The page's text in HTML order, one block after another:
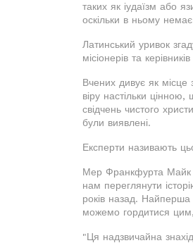
таких як іудаїзм або
оскільки в ньому
Латинський уривок
місіонерів та
Вчених дивує як місце
віру настільки
свідчень чистого
були виявлені.
Експерти називають
Мер Франкфурта Майк
нам переглянути
років назад. Найперша
можемо гордитися
"Ця надзвичайна